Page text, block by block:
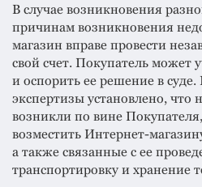
В случае возникновения
причинам возникновения
магазин вправе провести
свой счет. Покупатель может
и оспорить ее решение в суде.
экспертизы установлено, что
возникли по вине
возместить Интернет-
а также связанные с ее
транспортировку и хранение